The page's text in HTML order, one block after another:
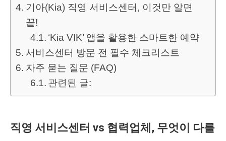
기아(Kia) 직영 서비스센터, 이것만 알면
끝!
‘Kia VIK’ 앱을 활용한 스마트한 예약
서비스센터 방문 전 필수 체크리스트
자주 묻는 질문 (FAQ)
관련된 글:
직영 서비스센터 vs 협력업체, 무엇이 다를